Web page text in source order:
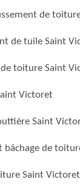
de
de tuile Saint
de toiture Saint
Victoret
Saint
bâchage de
Saint Victoret